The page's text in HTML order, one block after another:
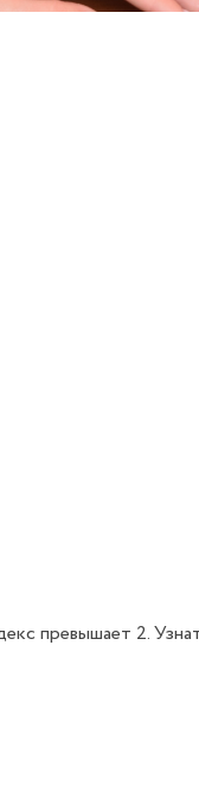
превышает 2.